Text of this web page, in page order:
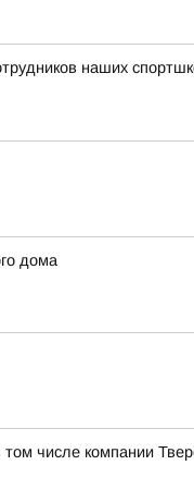
наших
дома
числе компании